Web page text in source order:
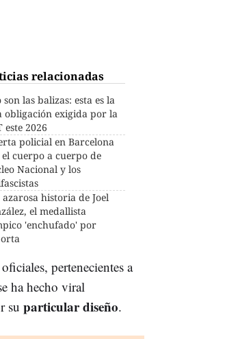
relacionadas
son las balizas: esta es la
obligación exigida por la
este 2026
policial en Barcelona
cuerpo a cuerpo de
Nacional y los
azarosa historia de Joel
el medallista
'enchufado' por
pertenecientes a
ha hecho viral
su particular diseño.